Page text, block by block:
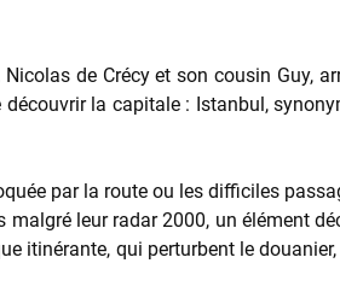
de Crécy et son cousin Guy,
la capitale : Istanbul,
par la route ou les difficiles
leur radar 2000, un élément
itinérante, qui perturbent le